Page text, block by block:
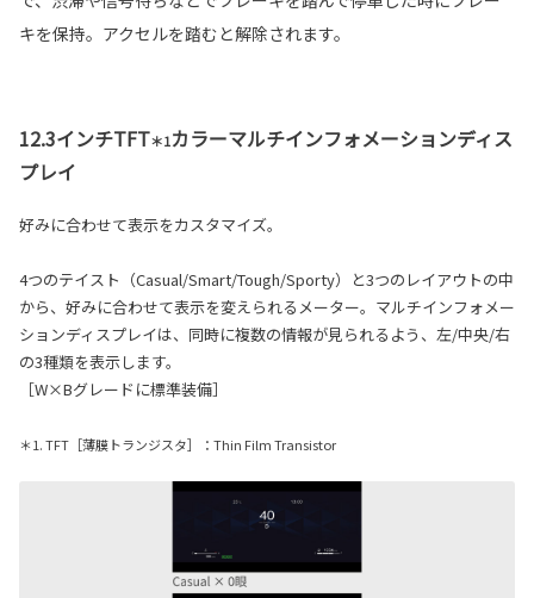
キを保持。アクセルを踏むと解除されます。
12.3インチTFT＊1カラーマルチインフォメーションディス
プレイ
好みに合わせて表示をカスタマイズ。
4つのテイスト（Casual/Smart/Tough/Sporty）と3つのレイアウトの中
から、好みに合わせて表示を変えられるメーター。マルチインフォメー
ションディスプレイは、同時に複数の情報が見られるよう、左/中央/右
の3種類を表示します。
［W×Bグレードに標準装備］
＊1. TFT［薄膜トランジスタ］：Thin Film Transistor